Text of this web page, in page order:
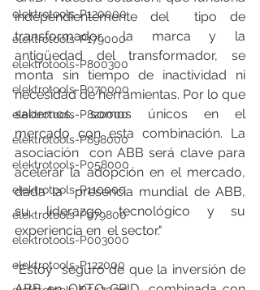
elektrotools-P120000
elektrotools-P179000
elektrotools-P800300
elektrotools-P070000
elektrotools-P820000
elektrotools-P898000
elektrotools-P058000
elektrotools-P110000
elektrotools-P979800
elektrotools-P003000
elektrotools-P122000
independientemente del  tipo de
transformador, la marca y la
antigüedad del transformador, se
monta sin tiempo de inactividad ni
necesidad de herramientas. Por lo que
sabemos, somos únicos en el
mercado con esta combinación. La
asociación  con ABB será clave para
acelerar la adopción en el mercado,
dada la  presencia mundial de ABB,
su liderazgo tecnológico y su
experiencia en  el sector."
"Estoy  seguro de que la inversión de